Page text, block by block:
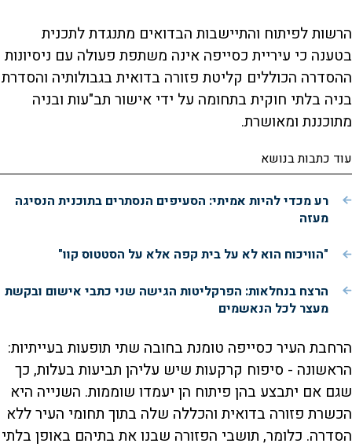
הרשות לפיתוח והתיישבות הבדואים מתנגדת לתכנית
בטענה כי עיריית כסייפה אינה משתפת פעולה עם ניסיונות
ההסדרה הכוללים קליטת פזורה בדואית בגבולותיה והסדרת
בניה בלתי חוקית בתחומה על ידי אישור תב"עות ובניה
מתוכננת ומאושרת.
עוד כתבות בנושא
רע מכדי להיות אמיתי: הסעיפים הנסתרים בתוכנית הנסיגה
מעזה
"הוויכוח הוא לא על בית קפה אלא על הסטטוס קוו"
הרצח בנחלאות: הפרקליטות הגישה שני כתבי אישום ובקשת
מעצר לכל הנאשמים
הרחבת העיר כסייפה טומנת בחובה שתי תופעות בעייתיות:
הראשונה - סיפוח קרקעות שיש עליהן תביעות בעלות, כך
שגם אם יתבצע בהן פיתוח הן יעמדו שוממות. השנייה היא
הכשרת פזורה בדואית והכללה שלה בתוך תחומי העיר ללא
הסדרה. כלומר, תושבי הפזורה שבנו את בתיהם באופן בלתי